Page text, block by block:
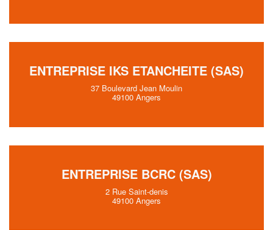
ENTREPRISE IKS ETANCHEITE (SAS)
37 Boulevard Jean Moulin
49100 Angers
ENTREPRISE BCRC (SAS)
2 Rue Saint-denis
49100 Angers